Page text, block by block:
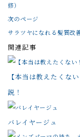
修）
次のページ
サラツヤになれる髪質改
関連記事
【本当は教えたくな
説！
バレイヤージュ